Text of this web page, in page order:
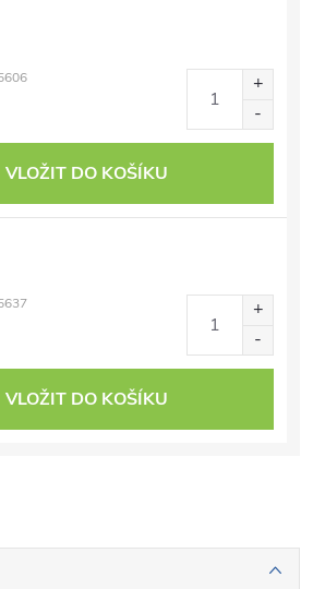
VLOŽIT DO KOŠÍKU
VLOŽIT DO KOŠÍKU